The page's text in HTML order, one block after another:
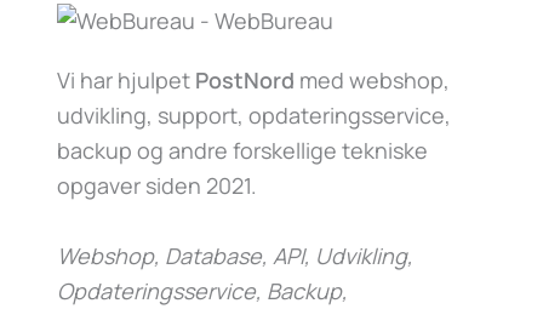
Vi har hjulpet PostNord med webshop,
udvikling, support, opdateringsservice,
backup og andre forskellige tekniske
opgaver siden 2021.
Webshop, Database, API, Udvikling,
Opdateringsservice, Backup,